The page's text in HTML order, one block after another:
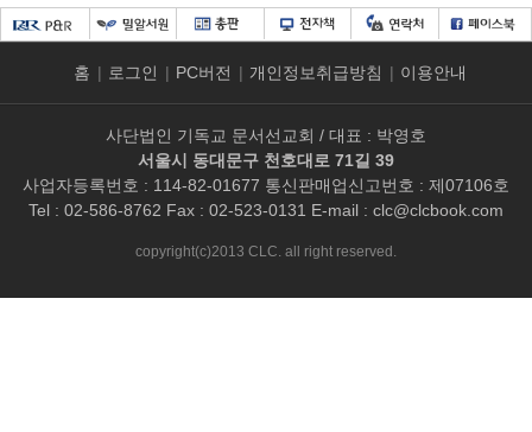
홈 | 로그인 | PC버전 | 개인정보취급방침 | 이용안내
사단법인 기독교 문서선교회 / 대표 : 박영호
서울시 동대문구 천호대로 71길 39
사업자등록번호 : 114-82-01677 통신판매업신고번호 : 제07106호
Tel : 02-586-8762 Fax : 02-523-0131 E-mail : clc@clcbook.com
copyright(c)2013 CLC. all right reserved.